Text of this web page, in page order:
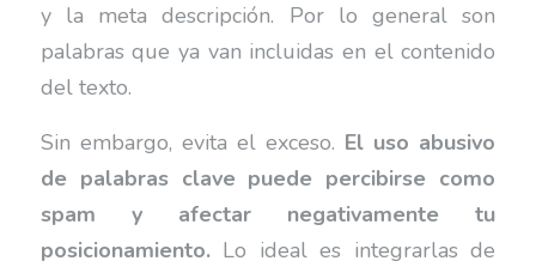
y la meta descripción. Por lo general son
palabras que ya van incluidas en el contenido
del texto.
Sin embargo, evita el exceso. El uso abusivo
de palabras clave puede percibirse como
spam y afectar negativamente tu
posicionamiento.Lo ideal es integrarlas de